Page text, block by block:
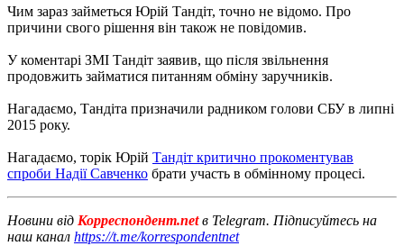
Чим зараз займеться Юрій Тандіт, точно не відомо. Про
причини свого рішення він також не повідомив.
У коментарі ЗМІ Тандіт заявив, що після звільнення
продовжить займатися питанням обміну заручників.
Нагадаємо, Тандіта призначили радником голови СБУ в липні
2015 року.
Нагадаємо, торік Юрій Тандіт критично прокоментував
спроби Надії Савченко брати участь в обмінному процесі.
Новини від Корреспондент.netв Telegram. Підписуйтесь на
наш канал https://t.me/korrespondentnet